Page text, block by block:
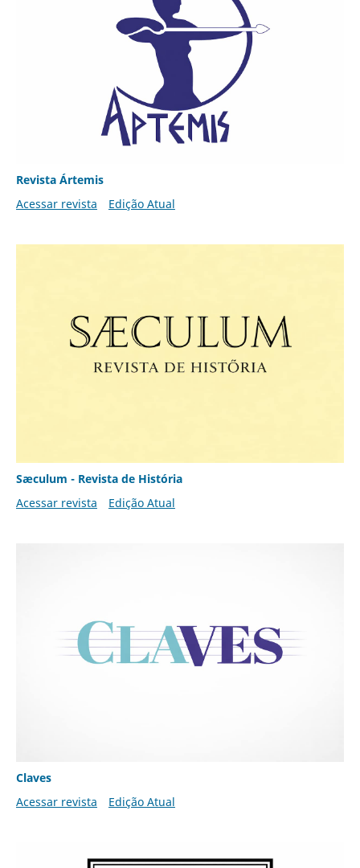
Revista Ártemis
Acessar revista
Edição Atual
Sæculum - Revista de História
Acessar revista
Edição Atual
Claves
Acessar revista
Edição Atual